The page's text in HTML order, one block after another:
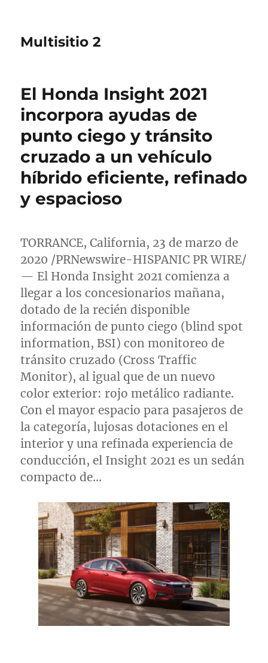
Multisitio 2
El Honda Insight 2021
incorpora ayudas de
punto ciego y tránsito
cruzado a un vehículo
híbrido eficiente, refinado
y espacioso
TORRANCE, California, 23 de marzo de
2020 /PRNewswire-HISPANIC PR WIRE/
— El Honda Insight 2021 comienza a
llegar a los concesionarios mañana,
dotado de la recién disponible
información de punto ciego (blind spot
information, BSI) con monitoreo de
tránsito cruzado (Cross Traffic
Monitor), al igual que de un nuevo
color exterior: rojo metálico radiante.
Con el mayor espacio para pasajeros de
la categoría, lujosas dotaciones en el
interior y una refinada experiencia de
conducción, el Insight 2021 es un sedán
compacto de…